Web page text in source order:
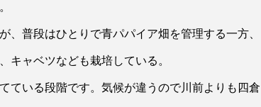
普段はひとりで青パパイア畑を管理する一方、
キャベツなども栽培している。
ている段階です。気候が違うので川前よりも四倉